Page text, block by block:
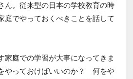
ん。従来型の日本の学校教育の時
庭でやっておくべきことを話して
家庭での学習が大事になってきま
やっておけばいいのか？ 何をや